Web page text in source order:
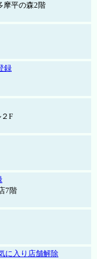
摩平の森2階
録
F
7階
に入り店舗解除